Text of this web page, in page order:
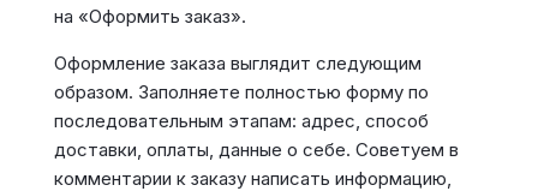
на «Оформить заказ».
Оформление заказа выглядит следующим
образом. Заполняете полностью форму по
последовательным этапам: адрес, способ
доставки, оплаты, данные о себе. Советуем в
комментарии к заказу написать информацию,